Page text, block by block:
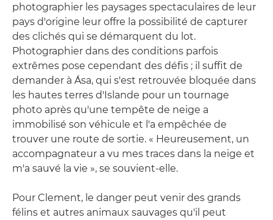
photographier les paysages spectaculaires de leur
pays d'origine leur offre la possibilité de capturer
des clichés qui se démarquent du lot.
Photographier dans des conditions parfois
extrêmes pose cependant des défis ; il suffit de
demander à Ása, qui s'est retrouvée bloquée dans
les hautes terres d'Islande pour un tournage
photo après qu'une tempête de neige a
immobilisé son véhicule et l'a empêchée de
trouver une route de sortie. « Heureusement, un
accompagnateur a vu mes traces dans la neige et
m'a sauvé la vie », se souvient-elle.
Pour Clement, le danger peut venir des grands
félins et autres animaux sauvages qu'il peut